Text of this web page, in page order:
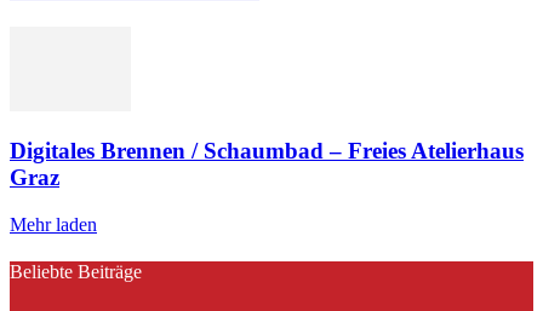
Digitales Brennen / Schaumbad – Freies Atelierhaus
Graz
Mehr laden
Beliebte Beiträge